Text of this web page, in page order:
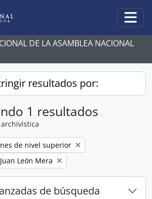
DE LA ASAMBLEA NACIONAL
resultados por:
1 resultados
de nivel superior
León Mera
de búsqueda